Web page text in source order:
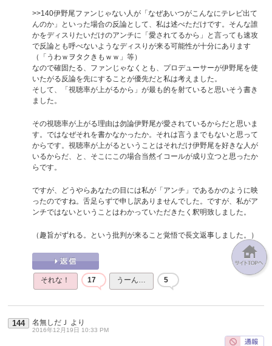
>>140伊野尾ファンじゃない人が「なぜあいつがこんなにテレビ出て
んのか」といった場合の反論として、私は述べただけです。そんな誰
かをディスりたいだけのアンチに「愛されてるから」と言っても速攻
で反論とも呼べないようなディスりが来る可能性が十分にあります
（「うわｗヲタクきもｗｗ」等）
なので確固たる、ファンじゃなくとも、プロデューサーが伊野尾を使
いたがる反論を先にすることが優先だと私は考えました。
そして、「視聴率が上がるから」が最も的を射ていると思いそう書き
ました。
その視聴率が上がる理由は勿論伊野尾が愛されているからだと思いま
す。ではなぜそれを書かなかったか。それは言うまでもないと思って
からです。視聴率が上がるということはそれだけ伊野尾を好きな人が
いるからだ、と、そこにこの場合当然イコールが成り立つと思ったか
らです。
ですが、どうやらあなたの目には私が「アンチ」であるかのように映
ったのですね。舌足らずで申し訳ありませんでした。ですが、私がア
ンチではないということはわかっていただきたく釈明致しました。
（趣旨がずれる。という批判が来ること覚悟で長文返事しました。）
それな！ 17 うーん… 5
144 名無しだＪ より
2016年12月19日 10:33 PM